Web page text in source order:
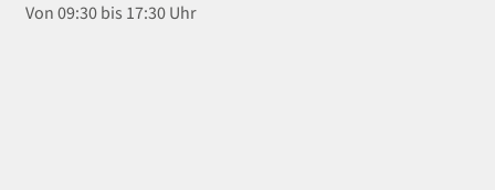
Von 09:30 bis 17:30 Uhr